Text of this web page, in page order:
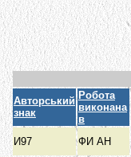
Авторський
знак
Робота
виконана
в
И97 ФИ АН